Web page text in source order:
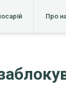
Про